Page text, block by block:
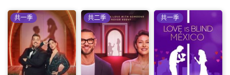
共一季 共二季 共一季